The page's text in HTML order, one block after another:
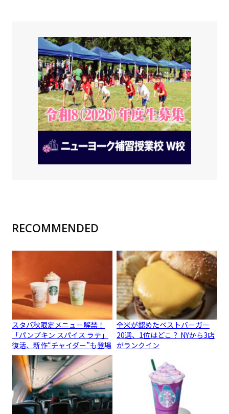
RECOMMENDED
スタバ秋限定メニュー解禁！
「パンプキン スパイス ラテ」
復活、新作“チャイダー”も登場
全米が認めたベストバーガー
20選、1位はどこ？ NYから3店
がランクイン